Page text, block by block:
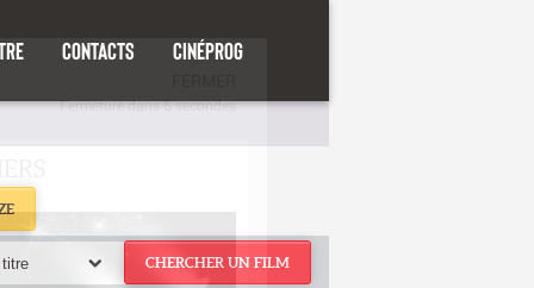
CONTACTS CINÉPROG
CHERCHER UN FILM